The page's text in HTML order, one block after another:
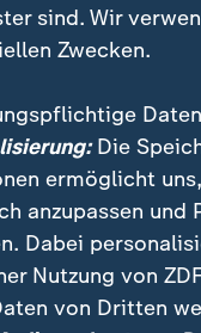
vor allen Dingen
für Trauma- und
sind. Wir
Zwecken.
Die
ermöglicht
anzupassen
Dabei
Nutzung von
von Dritten